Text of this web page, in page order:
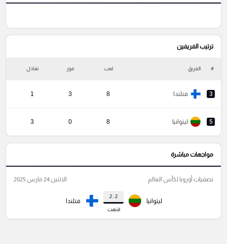
ترتيب الفريفين
# الفريق لعب فوز تعادل
3 فنلندا 8
3
1
5 ليتوانيا 8
0
3
مواجهات مباشرة
ليتوانيا
2 : 2
انتهت
فنلندا
تصفيات أوروبا لكأس العالم الاثنين 24 مارس 2025